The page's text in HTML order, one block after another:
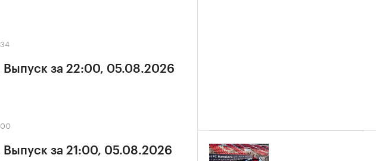
Выпуск за 22:00, 05.08.2026
Выпуск за 21:00, 05.08.2026